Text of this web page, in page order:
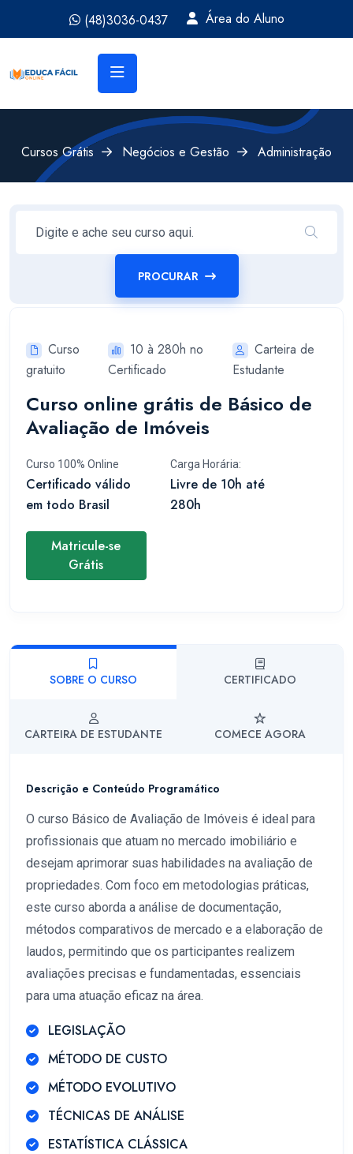
(48)3036-0437 Área do Aluno
Cursos Grátis Negócios e Gestão Administração
PROCURAR
Curso
gratuito
10 à 280h no
Certificado
Carteira de
Estudante
Curso online grátis de Básico de
Avaliação de Imóveis
Curso 100% Online
Certificado válido
em todo Brasil
Carga Horária:
Livre de 10h até
280h
Matricule-se
Grátis
SOBRE O CURSO CERTIFICADO
CARTEIRA DE ESTUDANTE COMECE AGORA
Descrição e Conteúdo Programático
O curso Básico de Avaliação de Imóveis é ideal para
profissionais que atuam no mercado imobiliário e
desejam aprimorar suas habilidades na avaliação de
propriedades. Com foco em metodologias práticas,
este curso aborda a análise de documentação,
métodos comparativos de mercado e a elaboração de
laudos, permitindo que os participantes realizem
avaliações precisas e fundamentadas, essenciais
para uma atuação eficaz na área.
LEGISLAÇÃO
MÉTODO DE CUSTO
MÉTODO EVOLUTIVO
TÉCNICAS DE ANÁLISE
ESTATÍSTICA CLÁSSICA